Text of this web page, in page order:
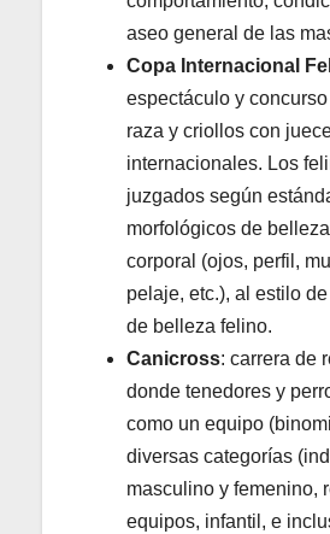
aseo general de las
Copa Internacional
espectáculo y
raza y criollos con
internacionales. Los
juzgados según
morfológicos de
corporal (ojos, perfil,
pelaje, etc.), al estilo
de belleza felino.
Canicross: carrera de
donde tenedores y
como un equipo
diversas categorías
masculino y femenino,
equipos, infantil, e